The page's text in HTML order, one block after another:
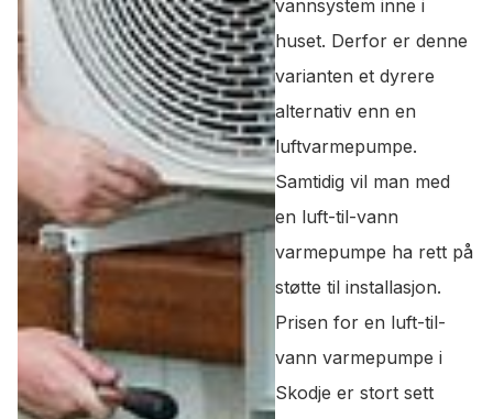
vannsystem inne i
huset. Derfor er denne
varianten et dyrere
alternativ enn en
luftvarmepumpe.
Samtidig vil man med
en luft-til-vann
varmepumpe ha rett på
støtte til installasjon.
Prisen for en luft-til-
vann varmepumpe i
Skodje er stort sett